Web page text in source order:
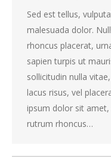
Sed est tellus,
malesuada dolor.
rhoncus placerat,
sapien turpis ut
sollicitudin nulla
lacus risus, vel
ipsum dolor sit
rutrum rhoncus…